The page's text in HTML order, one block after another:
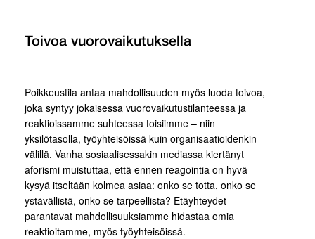
Toivoa vuorovaikutuksella
Poikkeustila antaa mahdollisuuden myös luoda toivoa,
joka syntyy jokaisessa vuorovaikutustilanteessa ja
reaktioissamme suhteessa toisiimme – niin
yksilötasolla, työyhteisöissä kuin organisaatioidenkin
välillä. Vanha sosiaalisessakin mediassa kiertänyt
aforismi muistuttaa, että ennen reagointia on hyvä
kysyä itseltään kolmea asiaa: onko se totta, onko se
ystävällistä, onko se tarpeellista? Etäyhteydet
parantavat mahdollisuuksiamme hidastaa omia
reaktioitamme, myös työyhteisöissä.